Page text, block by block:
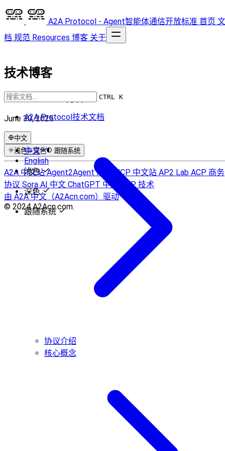
A2A Protocol - Agent智能体通信开放标准 首页 文
档 规范 Resources 博客 关于
CTRL K
A2A Protocol技术文档
协议介绍
核心概念
技术博客
A2A Protocol 博客
June 30, 2025
中文
中文
English
浅色 深色 跟随系统
浅色
深色
跟随系统
A2A 中文站Agent2Agent Info MCP 中文站 AP2 Lab ACP 商务
协议 Sora AI 中文 ChatGPT 中文
UCP 技术
由 A2A 中文（A2Acn.com）驱动
© 2024 A2Acn.com.